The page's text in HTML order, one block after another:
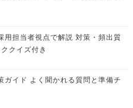
用担当者視点で解説 対策・頻出質
クイズ付き
ガイド よく聞かれる質問と準備チ